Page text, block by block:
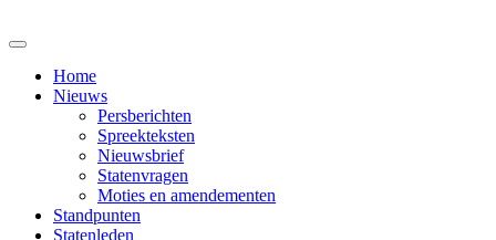
Home
Nieuws
Persberichten
Spreekteksten
Nieuwsbrief
Statenvragen
Moties en amendementen
Standpunten
Statenleden